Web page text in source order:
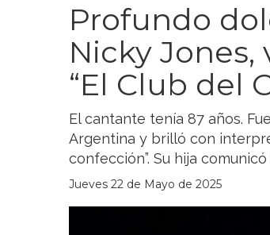
Profundo
Nicky
“El Club del
El cantante tenía 87 años.
Argentina y brilló con
confección”. Su hija
Jueves 22 de Mayo de 2025